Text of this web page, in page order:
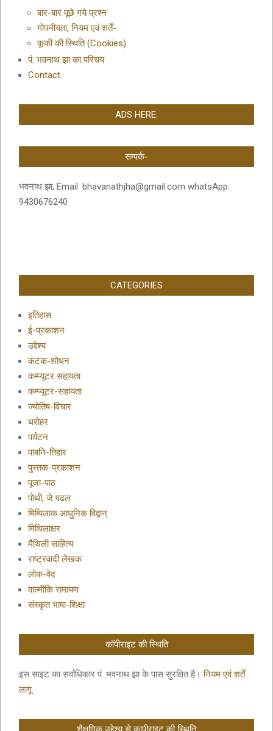
बार-बार पूछे गये प्रश्न
गोपनीयता, नियम एवं शर्तें-
कूकी की स्थिति (Cookies)
पं. भवनाथ झा का परिचय
Contact
ADS HERE:
सम्पर्क-
भवनाथ झा, Email: bhavanathjha@gmail.com whatsApp:
9430676240
CATEGORIES
इतिहास
ई-प्रकाशन
उद्देश्य
कंटक-शोधन
कम्प्यूटर सहायता
कम्प्यूटर-सहायता
ज्योतिष-विचार
धरोहर
पर्यटन
पाबनि-तिहार
पुस्तक-प्रकाशन
पूजा-पाठ
पोथी, जे पढल
मिथिलाक आधुनिक विद्वान्
मिथिलाक्षर
मैथिली साहित्य
राष्ट्रवादी लेखक
लोक-वेद
वाल्मीकि रामायण
संस्कृत भाषा-शिक्षा
कॉपीराइट की स्थिति
इस साइट का सर्वाधिकार पं. भवनाथ झा के पास सुरक्षित है।नियम एवं शर्तें
लागू